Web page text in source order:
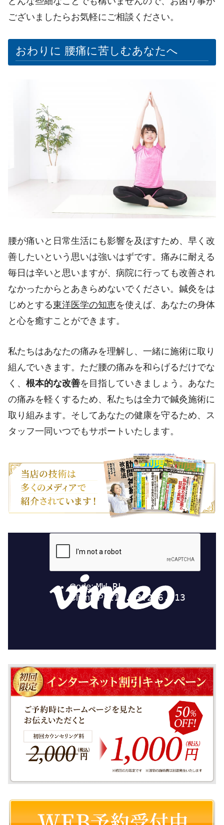
ございましたらお気軽にご相談ください。
おわりに 腰痛に苦しむあなたへ
腰が痛いと日常生活にも影響を及ぼすため、早く改
善したいという思いは強いはずです。痛みに耐える
毎日は辛いと思いますが、病院に行っても改善され
なかったからとあきらめないでください。鍼灸をは
じめとする東洋医学の知恵を使えば、あなたの身体
と心を癒すことができます。
私たちはあなたの痛みを理解し、一緒に施術に取り
組んでいきます。ただ腰の痛みを和らげるだけでな
く、 根本的な改善を目指していきましょう。あなた
の痛みを軽くするため、私たちは全力で鍼灸施術に
取り組みます。そしてあなたの健康を守るため、ス
タッフ一同いつでもサポートいたします。